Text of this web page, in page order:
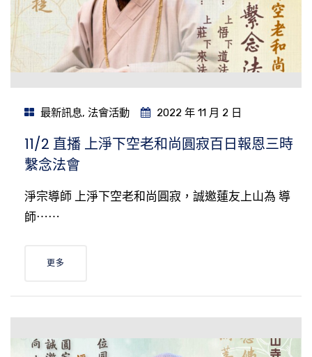
最新訊息, 法會活動 2022 年 11 月 2 日
11/2 直播 上淨下空老和尚圓寂百日報恩三時
繫念法會
淨宗導師 上淨下空老和尚圓寂，誠邀蓮友上山為 導
師⋯⋯
更多